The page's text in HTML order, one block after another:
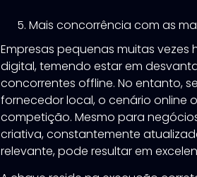
Mais concorrência com as
Empresas pequenas muitas
digital, temendo estar em
concorrentes offline. No entanto,
fornecedor local, o cenário online
competição. Mesmo para
criativa, constantemente
relevante, pode resultar em